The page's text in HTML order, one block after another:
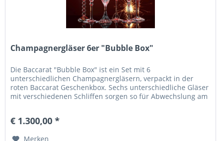
Champagnergläser 6er "Bubble Box"
Die Baccarat "Bubble Box" ist ein Set mit 6
unterschiedlichen Champagnergläsern, verpackt in der
roten Baccarat Geschenkbox. Sechs unterschiedliche Gläser
mit verschiedenen Schliffen sorgen so für Abwechslung am
€ 1.300,00 *
Merken